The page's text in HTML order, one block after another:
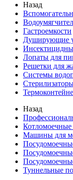
Назад
Гастроемкости
Душирующие
Лопаты для
Решетки для
Системы
Назад
Машины для
Туннельные